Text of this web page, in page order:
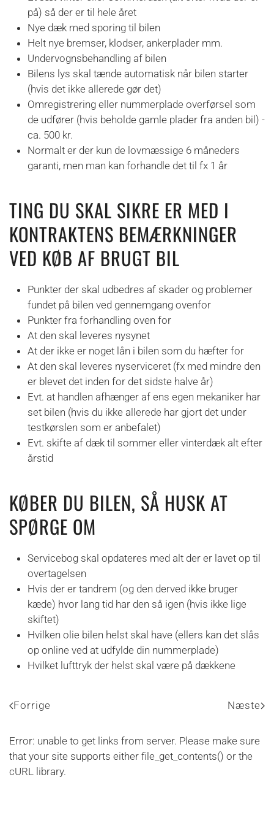
på) så der er til hele året
Nye dæk med sporing til bilen
Helt nye bremser, klodser, ankerplader mm.
Undervognsbehandling af bilen
Bilens lys skal tænde automatisk når bilen starter
(hvis det ikke allerede gør det)
Omregistrering eller nummerplade overførsel som
de udfører (hvis beholde gamle plader fra anden bil) -
ca. 500 kr.
Normalt er der kun de lovmæssige 6 måneders
garanti, men man kan forhandle det til fx 1 år
TING DU SKAL SIKRE ER MED I
KONTRAKTENS BEMÆRKNINGER
VED KØB AF BRUGT BIL
Punkter der skal udbedres af skader og problemer
fundet på bilen ved gennemgang ovenfor
Punkter fra forhandling oven for
At den skal leveres nysynet
At der ikke er noget lån i bilen som du hæfter for
At den skal leveres nyserviceret (fx med mindre den
er blevet det inden for det sidste halve år)
Evt. at handlen afhænger af ens egen mekaniker har
set bilen (hvis du ikke allerede har gjort det under
testkørslen som er anbefalet)
Evt. skifte af dæk til sommer eller vinterdæk alt efter
årstid
KØBER DU BILEN, SÅ HUSK AT
SPØRGE OM
Servicebog skal opdateres med alt der er lavet op til
overtagelsen
Hvis der er tandrem (og den derved ikke bruger
kæde) hvor lang tid har den så igen (hvis ikke lige
skiftet)
Hvilken olie bilen helst skal have (ellers kan det slås
op online ved at udfylde din nummerplade)
Hvilket lufttryk der helst skal være på dækkene
Forrige Næste
Error: unable to get links from server. Please make sure
that your site supports either file_get_contents() or the
cURL library.